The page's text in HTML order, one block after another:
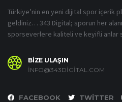
Türkiye’nin en yeni dijital spor içerik
geldiniz… 343 Digital; sporun her
sporseverlere kaliteli ve keyifli anlar
BİZE ULAŞIN
INFO@343DIGITAL.COM
FACEBOOK TWITTER